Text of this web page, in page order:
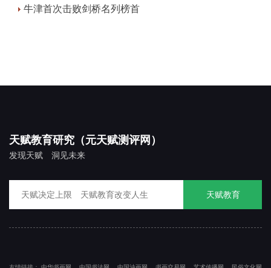
牛津首次击败剑桥名列榜首
天赋教育研究（元天赋测评网）
发现天赋 洞见未来
天赋教育